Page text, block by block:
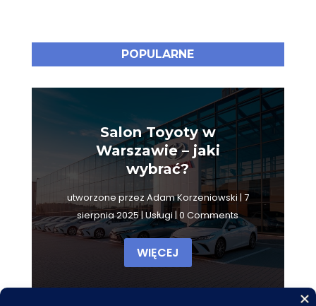
POPULARNE
Salon Toyoty w
Warszawie – jaki
wybrać?
utworzone przez Adam Korzeniowski | 7
sierpnia 2025|Usługi| 0 Comments
WIĘCEJ